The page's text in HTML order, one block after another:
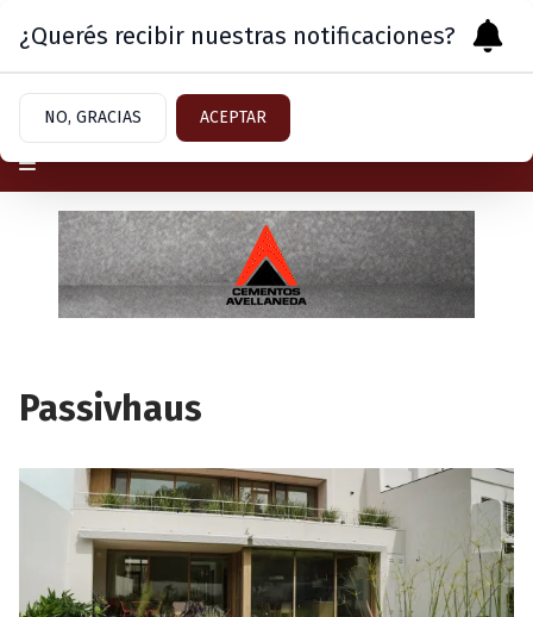
Sábado 8 de Agosto
Passivhaus
¿Querés recibir nuestras notificaciones?
NO, GRACIAS ACEPTAR